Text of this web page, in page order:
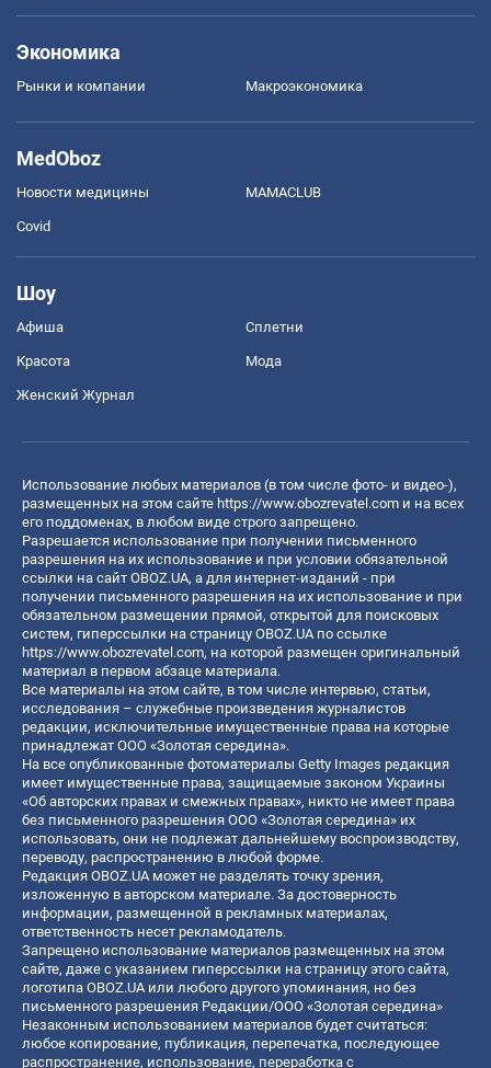
Экономика
Рынки и компании Mакроэкономика
MedOboz
Новости медицины MAMACLUB
Covid
Шоу
Афиша Сплетни
Красота Мода
Женский Журнал
Использование любых материалов (в том числе фото- и видео-),
размещенных на этом сайте https://www.obozrevatel.com и на всех
его поддоменах, в любом виде строго запрещено.
Разрешается использование при получении письменного
разрешения на их использование и при условии обязательной
ссылки на сайт OBOZ.UA, а для интернет-изданий - при
получении письменного разрешения на их использование и при
обязательном размещении прямой, открытой для поисковых
систем, гиперссылки на страницу OBOZ.UA по ссылке
https://www.obozrevatel.com, на которой размещен оригинальный
материал в первом абзаце материала.
Все материалы на этом сайте, в том числе интервью, статьи,
исследования – служебные произведения журналистов
редакции, исключительные имущественные права на которые
принадлежат ООО «Золотая середина».
На все опубликованные фотоматериалы Getty Images редакция
имеет имущественные права, защищаемые законом Украины
«Об авторских правах и смежных правах», никто не имеет права
без письменного разрешения ООО «Золотая середина» их
использовать, они не подлежат дальнейшему воспроизводству,
переводу, распространению в любой форме.
Редакция OBOZ.UA может не разделять точку зрения,
изложенную в авторском материале. За достоверность
информации, размещенной в рекламных материалах,
ответственность несет рекламодатель.
Запрещено использование материалов размещенных на этом
сайте, даже с указанием гиперссылки на страницу этого сайта,
логотипа OBOZ.UA или любого другого упоминания, но без
письменного разрешения Редакции/ООО «Золотая середина»
Незаконным использованием материалов будет считаться:
любое копирование, публикация, перепечатка, последующее
распространение, использование, переработка с